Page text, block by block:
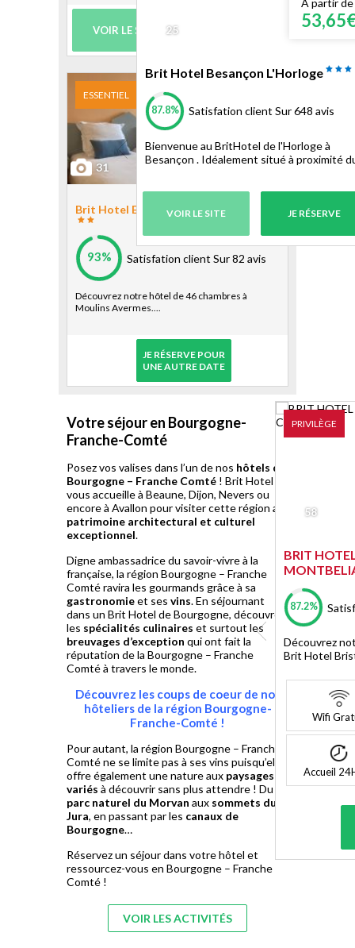
À partir de
25
Brit Hotel Besançon L'Horloge
87.8% Satisfation client Sur 648 avis
Bienvenue au BritHotel de l'Horloge à
Besançon . Idéalement situé à proximité
VOIR LE SITE JE RÉSERVE
PRIVILÈGE
58
BRIT
87.2%
Découvrez
Brit Hotel
Wifi
Accueil
VOIR LE SITE
ESSENTIEL
31
Brit Hotel Essentiel Moulins Avermes
93% Satisfation client Sur 82 avis
Découvrez notre hôtel de 46 chambres à
Moulins Avermes....
JE RÉSERVE POUR
UNE AUTRE DATE
Votre séjour en Bourgogne-
Franche-Comté
Posez vos valises dans l’un de nos hôtels de
Bourgogne – Franche Comté ! Brit Hotel
vous accueille à Beaune, Dijon, Nevers ou
encore à Avallon pour visiter cette région au
patrimoine architectural et culturel
exceptionnel.
Digne ambassadrice du savoir-vivre à la
française, la région Bourgogne – Franche
Comté ravira les gourmands grâce à sa
gastronomieet ses vins. En séjournant
dans un Brit Hotel de Bourgogne, découvrez
les spécialités culinaires et surtout les
breuvages d’exception qui ont fait la
réputation de la Bourgogne – Franche
Comté à travers le monde.
Découvrez les coups de coeur de nos
hôteliers de la région Bourgogne-
Franche-Comté !
Pour autant, la région Bourgogne – Franche
Comté ne se limite pas à ses vins puisqu’elle
offre également une nature aux paysages
variés à découvrir sans plus attendre ! Du
parc naturel du Morvan aux sommets du
Jura, en passant par les canaux de
Bourgogne…
Réservez un séjour dans votre hôtel et
ressourcez-vous en Bourgogne – Franche
Comté !
VOIR LES ACTIVITÉS